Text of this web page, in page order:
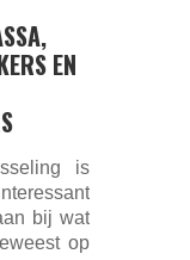
EN
is
bij wat
op